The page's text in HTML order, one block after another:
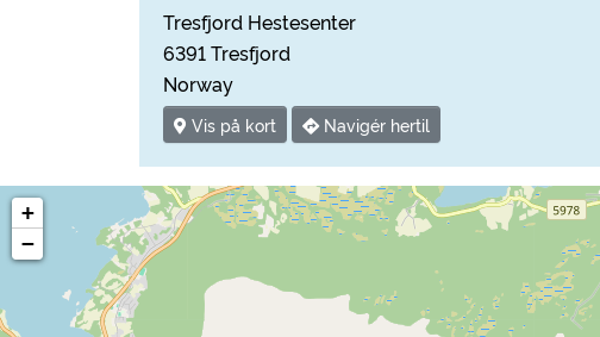
Tresfjord Hestesenter
6391 Tresfjord
Norway
Vis på kort Navigér hertil
+
−